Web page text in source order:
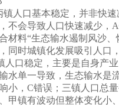
镇人口基本稳定，并非快
不会导致人口快速减少，
材料“生态输水遏制风沙、
同时城镇化发展吸引人口
人口稳定，主要是自身产
水单一导致，生态输水是
小，C错误；三镇人口总
甲镇有波动但整体变化小